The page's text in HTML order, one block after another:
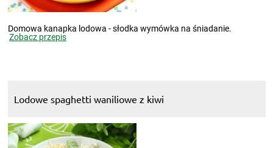
Domowa kanapka lodowa - słodka wymówka na śniadanie.
Zobacz przepis
Lodowe spaghetti waniliowe z kiwi